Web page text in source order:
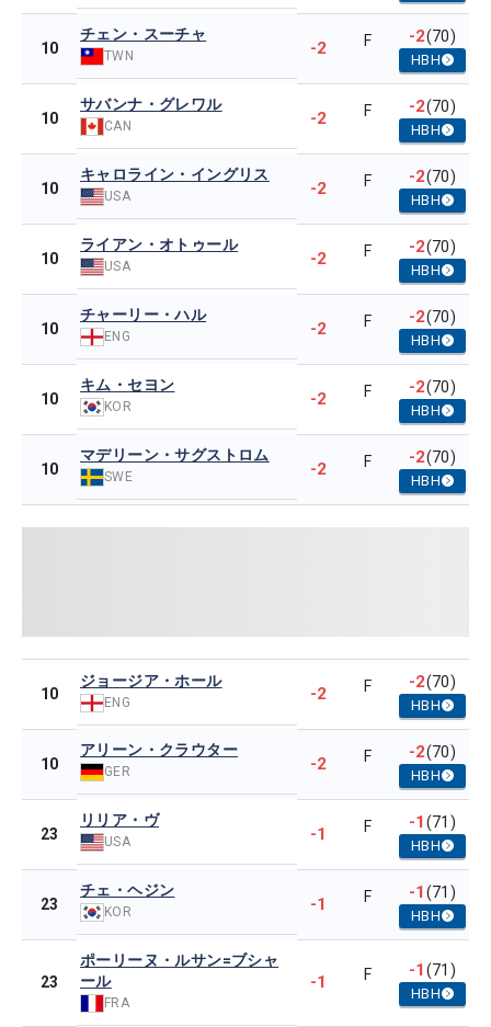
10
チェン・スーチャ
TWN -2 F -2(70)
HBH
10
サバンナ・グレワル
CAN -2 F -2(70)
HBH
10
キャロライン・イングリス
USA -2 F -2(70)
HBH
10
ライアン・オトゥール
USA -2 F -2(70)
HBH
10
チャーリー・ハル
ENG -2 F -2(70)
HBH
10
キム・セヨン
KOR -2 F -2(70)
HBH
10
マデリーン・サグストロム
SWE -2 F -2(70)
HBH
10
ジョージア・ホール
ENG -2 F -2(70)
HBH
10
アリーン・クラウター
GER -2 F -2(70)
HBH
23
リリア・ヴ
USA -1 F -1(71)
HBH
23
チェ・ヘジン
KOR -1 F -1(71)
HBH
23
ポーリーヌ・ルサン=ブシャ
ール
FRA
-1 F -1(71)
HBH